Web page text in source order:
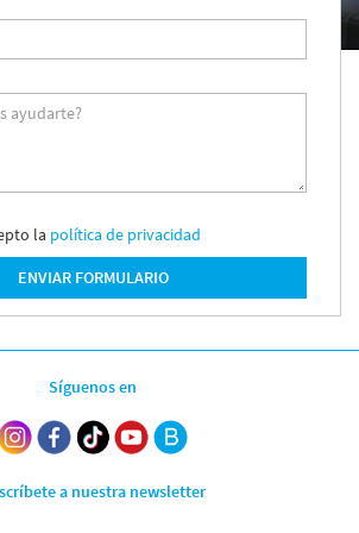
Menorca
ayudarte?
la política de privacidad
ENVIAR FORMULARIO
Síguenos en
a nuestra newsletter